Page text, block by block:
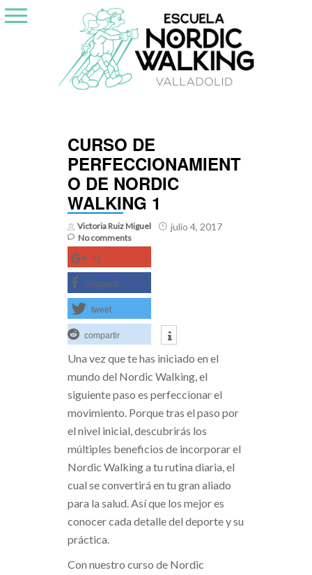
CURSO DE
PERFECCIONAMIENT
O DE NORDIC
WALKING 1
Victoria Ruiz Miguel julio 4, 2017
No comments
+1
compartir
tweet
compartir
Una vez que te has iniciado en el
mundo del Nordic Walking, el
siguiente paso es perfeccionar el
movimiento. Porque tras el paso por
el nivel inicial, descubrirás los
múltiples beneficios de incorporar el
Nordic Walking a tu rutina diaria, el
cual se convertirá en tu gran aliado
para la salud. Así que los mejor es
conocer cada detalle del deporte y su
práctica.
Con nuestro curso de Nordic